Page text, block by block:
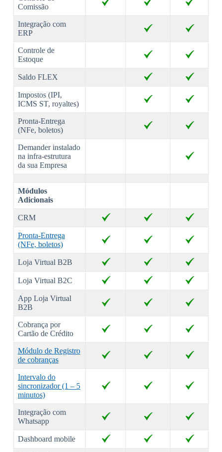
Comissão
Integração com
ERP
Controle de
Estoque
Saldo FLEX
Impostos (IPI,
ICMS ST, royaltes)
Pronta-Entrega
(NFe, boletos)
Demander instalado
na infra-estrutura
da sua Empresa
Módulos
Adicionais
CRM
Pronta-Entrega
(NFe, boletos)
Loja Virtual B2B
Loja Virtual B2C
App Loja Virtual
B2B
Cobrança por
Cartão de Crédito
Módulo de Registro
de cobranças
Intervalo do
sincronizador (1 – 5
minutos)
Integração com
Whatsapp
Dashboard mobile